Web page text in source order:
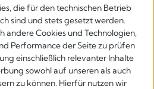
die für den technischen Betrieb
sind und stets gesetzt werden.
andere Cookies und Technologien,
Performance der Seite zu prüfen
einschließlich relevanter Inhalte
sowohl auf unseren als auch
zu können. Hierfür nutzen wir